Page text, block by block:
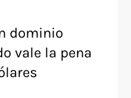
dominio
vale la pena